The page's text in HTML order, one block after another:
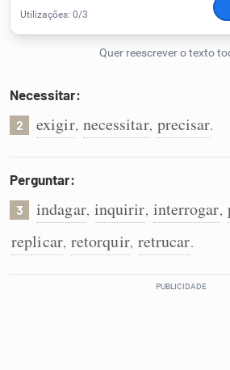
Caça-palavras
Dicionário
Necessitar:
2 exigir, necessitar, precisar.
Perguntar:
3 indagar, inquirir, interrogar,
replicar, retorquir, retrucar.